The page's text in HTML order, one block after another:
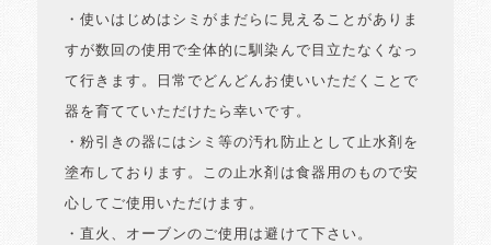
・使いはじめはシミがまだらに見えることがありま
すが数回の使用で全体的に馴染んで目立たなくなっ
て行きます。日常でどんどんお使いいただくことで
器を育てていただけたら幸いです。
・粉引きの器にはシミ等の汚れ防止として止水剤を
塗布しております。この止水剤は食器用のもので安
心してご使用いただけます。
・直火、オーブンのご使用は避けて下さい。